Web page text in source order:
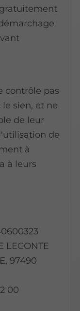
contrôle pas
sien, et ne
de leur
de
à
à leurs
LECONTE
97490
00